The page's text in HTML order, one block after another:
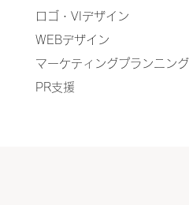
ロゴ・VIデザイン
WEBデザイン
マーケティングプランニング
PR支援